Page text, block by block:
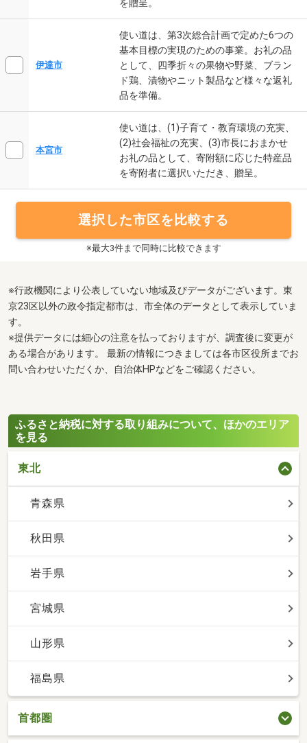
を贈呈。
伊達市
使い道は、第3次総合計画で定めた6つの
基本目標の実現のための事業。お礼の品
として、四季折々の果物や野菜、ブラン
ド鶏、漬物やニット製品など様々な返礼
品を準備。
本宮市
使い道は、(1)子育て・教育環境の充実、
(2)社会福祉の充実、(3)市長におまかせ
お礼の品として、寄附額に応じた特産品
を寄附者に選択いただき、贈呈。
選択した市区を比較する
※最大3件まで同時に比較できます
※行政機関により公表していない地域及びデータがございます。東
京23区以外の政令指定都市は、市全体のデータとして表示していま
す。
※提供データには細心の注意を払っておりますが、調査後に変更が
ある場合があります。 最新の情報につきましては各市区役所までお
問い合わせいただくか、自治体HPなどをご確認ください。
ふるさと納税に対する取り組みについて、ほかのエリア
を見る
東北
青森県
秋田県
岩手県
宮城県
山形県
福島県
首都圏